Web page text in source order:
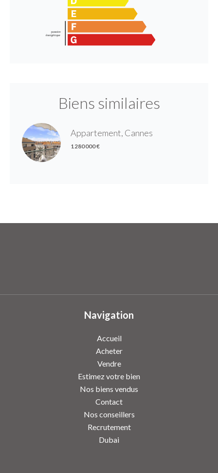
Biens similaires
Appartement, Cannes
1 280 000 €
Navigation
Accueil
Acheter
Vendre
Estimez votre bien
Nos biens vendus
Contact
Nos conseillers
Recrutement
Dubai